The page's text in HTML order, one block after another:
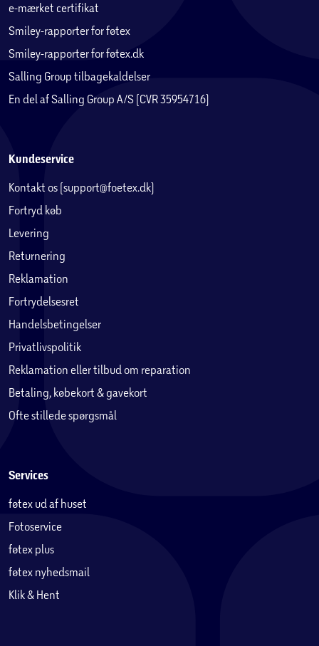
e-mærket certifikat
Smiley-rapporter for føtex
Smiley-rapporter for føtex.dk
Salling Group tilbagekaldelser
En del af Salling Group A/S (CVR 35954716)
Kundeservice
Kontakt os (support@foetex.dk)
Fortryd køb
Levering
Returnering
Reklamation
Fortrydelsesret
Handelsbetingelser
Privatlivspolitik
Reklamation eller tilbud om reparation
Betaling, købekort & gavekort
Ofte stillede spørgsmål
Services
føtex ud af huset
Fotoservice
føtex plus
føtex nyhedsmail
Klik & Hent